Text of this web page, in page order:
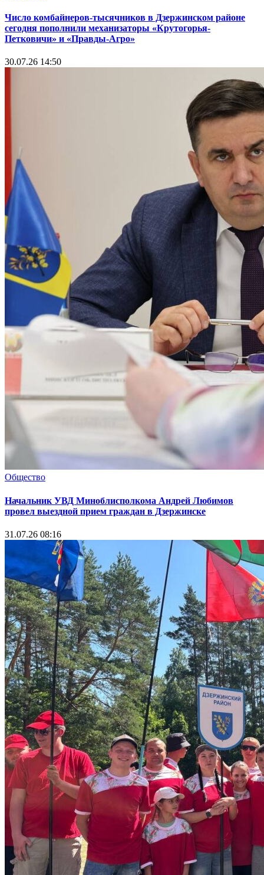
Число комбайнеров-тысячников в Дзержинском районе
сегодня пополнили механизаторы «Крутогорья-
Петковичи» и «Правды-Агро»
30.07.26 14:50
Общество
Начальник УВД Миноблисполкома Андрей Любимов
провел выездной прием граждан в Дзержинске
31.07.26 08:16